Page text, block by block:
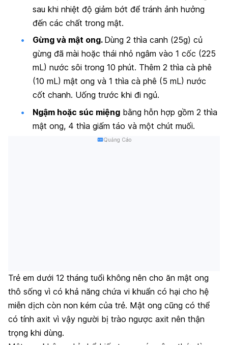
sau khi nhiệt độ giảm bớt để tránh ảnh hưởng
đến các chất trong mật.
Gừng và mật ong. Dùng 2 thìa canh (25g) củ
gừng đã mài hoặc thái nhỏ ngâm vào 1 cốc (225
mL) nước sôi trong 10 phút. Thêm 2 thìa cà phê
(10 mL) mật ong và 1 thìa cà phê (5 mL) nước
cốt chanh. Uống trước khi đi ngủ.
Ngậm hoặc súc miệng bằng hỗn hợp gồm 2 thìa
mật ong, 4 thìa giấm táo và một chút muối.
Quảng Cáo
Trẻ em dưới 12 tháng tuổi không nên cho ăn mật ong
thô sống vì có khả năng chứa vi khuẩn có hại cho hệ
miễn dịch còn non kém của trẻ. Mật ong cũng có thể
có tính axit vì vậy người bị trào ngược axit nên thận
trọng khi dùng.